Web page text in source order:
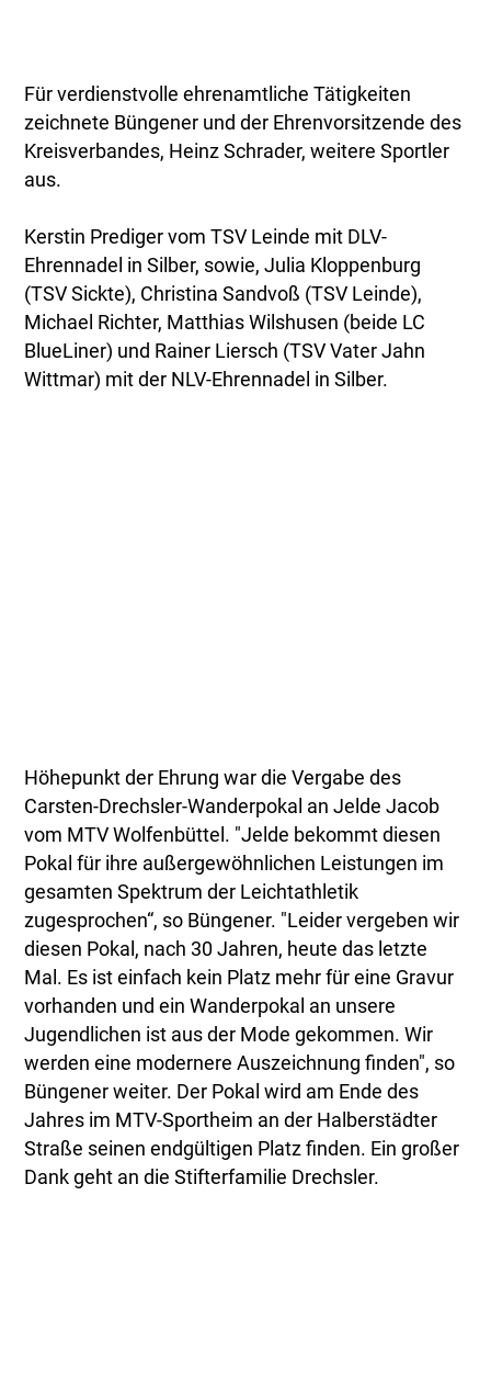
Für verdienstvolle ehrenamtliche Tätigkeiten
zeichnete Büngener und der Ehrenvorsitzende des
Kreisverbandes, Heinz Schrader, weitere Sportler
aus.
Kerstin Prediger vom TSV Leinde mit DLV-
Ehrennadel in Silber, sowie, Julia Kloppenburg
(TSV Sickte), Christina Sandvoß (TSV Leinde),
Michael Richter, Matthias Wilshusen (beide LC
BlueLiner) und Rainer Liersch (TSV Vater Jahn
Wittmar) mit der NLV-Ehrennadel in Silber.
Höhepunkt der Ehrung war die Vergabe des
Carsten-Drechsler-Wanderpokal an Jelde Jacob
vom MTV Wolfenbüttel. "Jelde bekommt diesen
Pokal für ihre außergewöhnlichen Leistungen im
gesamten Spektrum der Leichtathletik
zugesprochen“, so Büngener. "Leider vergeben wir
diesen Pokal, nach 30 Jahren, heute das letzte
Mal. Es ist einfach kein Platz mehr für eine Gravur
vorhanden und ein Wanderpokal an unsere
Jugendlichen ist aus der Mode gekommen. Wir
werden eine modernere Auszeichnung finden", so
Büngener weiter. Der Pokal wird am Ende des
Jahres im MTV-Sportheim an der Halberstädter
Straße seinen endgültigen Platz finden. Ein großer
Dank geht an die Stifterfamilie Drechsler.